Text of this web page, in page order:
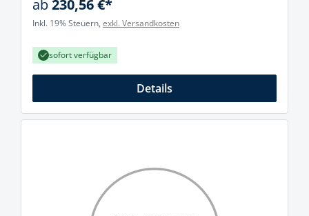
ab230,56 €*
Inkl. 19% Steuern, exkl. Versandkosten
sofort verfügbar
Details